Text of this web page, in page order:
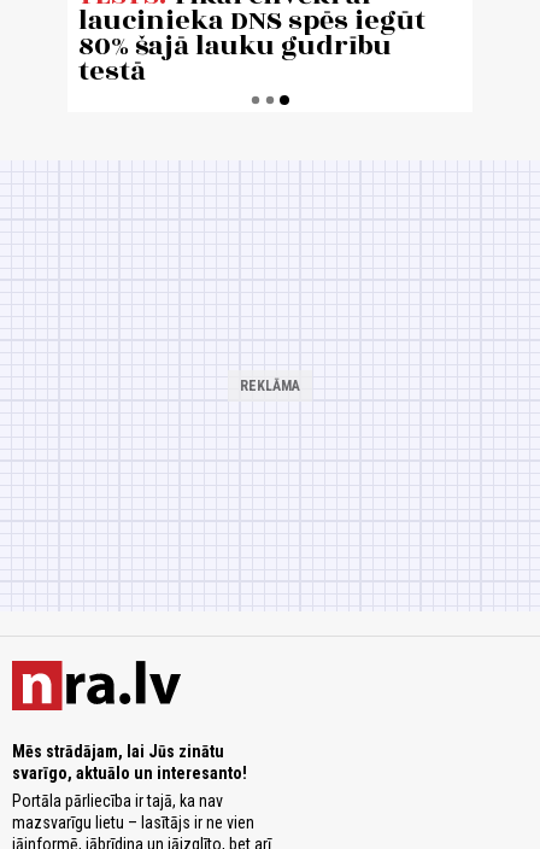
Mēs strādājam, lai Jūs zinātu
svarīgo, aktuālo un interesanto!
Portāla pārliecība ir tajā, ka nav
mazsvarīgu lietu – lasītājs ir ne vien
jāinformē, jābrīdina un jāizglīto, bet arī